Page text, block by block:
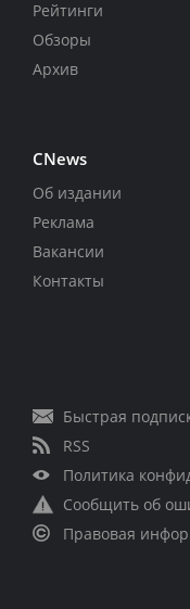
Рейтинги
Обзоры
Архив
CNews
Об издании
Реклама
Вакансии
Контакты
Быстрая
RSS
Политика
Сообщить об
Правовая